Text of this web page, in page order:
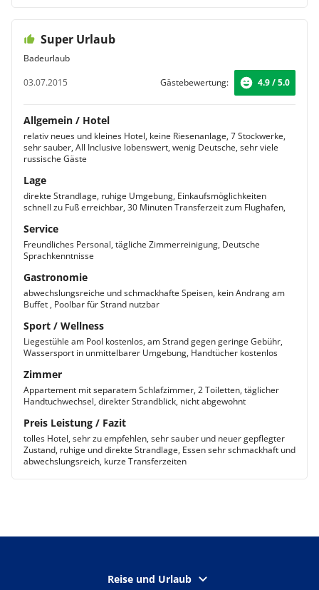
Super Urlaub
Badeurlaub
03.07.2015
Gästebewertung: 4.9 / 5.0
Allgemein / Hotel
relativ neues und kleines Hotel, keine Riesenanlage, 7 Stockwerke,
sehr sauber, All Inclusive lobenswert, wenig Deutsche, sehr viele
russische Gäste
Lage
direkte Strandlage, ruhige Umgebung, Einkaufsmöglichkeiten
schnell zu Fuß erreichbar, 30 Minuten Transferzeit zum Flughafen,
Service
Freundliches Personal, tägliche Zimmerreinigung, Deutsche
Sprachkenntnisse
Gastronomie
abwechslungsreiche und schmackhafte Speisen, kein Andrang am
Buffet , Poolbar für Strand nutzbar
Sport / Wellness
Liegestühle am Pool kostenlos, am Strand gegen geringe Gebühr,
Wassersport in unmittelbarer Umgebung, Handtücher kostenlos
Zimmer
Appartement mit separatem Schlafzimmer, 2 Toiletten, täglicher
Handtuchwechsel, direkter Strandblick, nicht abgewohnt
Preis Leistung / Fazit
tolles Hotel, sehr zu empfehlen, sehr sauber und neuer gepflegter
Zustand, ruhige und direkte Strandlage, Essen sehr schmackhaft und
abwechslungsreich, kurze Transferzeiten
Reise und Urlaub